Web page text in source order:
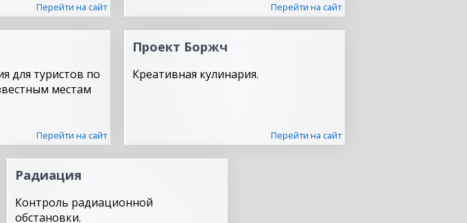
Перейти на сайт Перейти на сайт
для туристов по
местам
Перейти на сайт
Проект Боржч
Креативная кулинария.
Перейти на сайт
Радиация
Контроль радиационной
обстановки.